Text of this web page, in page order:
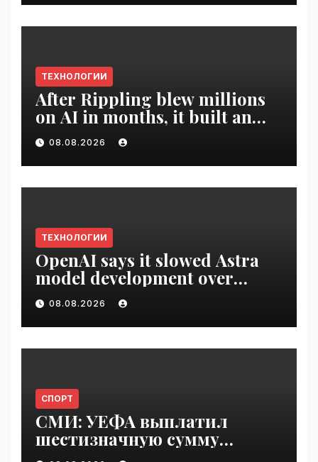
ТЕХНОЛОГИИ
After Rippling blew millions
on AI in months, it built an
employee ROI tool |
VseTime.ru
08.08.2026
ТЕХНОЛОГИИ
OpenAI says it slowed Astra
model development over
security concerns | VseTime.ru
08.08.2026
СПОРТ
СМИ: УЕФА выплатил
шестизначную сумму
любовнице Инфантино |